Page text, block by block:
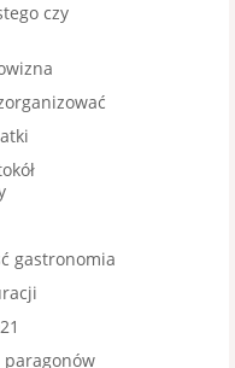
czy
gastronomia
paragonów